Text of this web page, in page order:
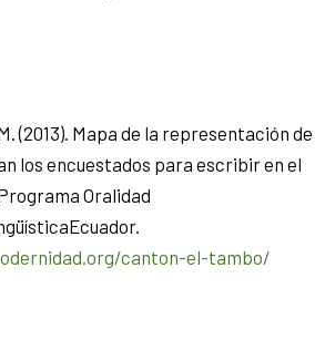
(2013). Mapa de la representación de
los encuestados para escribir en el
Oralidad
canton-el-tambo/